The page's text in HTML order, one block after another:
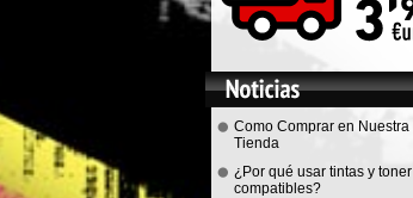
Como Comprar en Nuestra
Tienda
¿Por qué usar tintas y toner
compatibles?